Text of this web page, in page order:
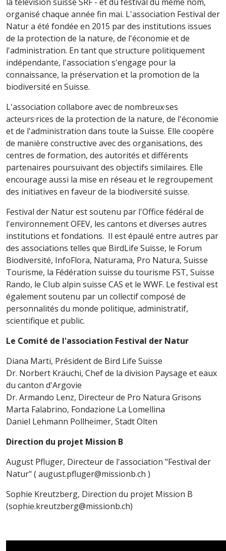
organisé chaque année fin mai. L'association Festival der
Natur a été fondée en 2015 par des institutions issues
de la protection de la nature, de l'économie et de
l'administration. En tant que structure politiquement
indépendante, l'association s'engage pour la
connaissance, la préservation et la promotion de la
biodiversité en Suisse.
L'association collabore avec de nombreux·ses
acteurs·rices de la protection de la nature, de l'économie
et de l'administration dans toute la Suisse. Elle coopère
de manière constructive avec des organisations, des
centres de formation, des autorités et différents
partenaires poursuivant des objectifs similaires. Elle
encourage aussi la mise en réseau et le regroupement
des initiatives en faveur de la biodiversité suisse.
Festival der Natur est soutenu par l'Office fédéral de
l'environnement OFEV, les cantons et diverses autres
institutions et fondations. Il est épaulé entre autres par
des associations telles que BirdLife Suisse, le Forum
Biodiversité, InfoFlora, Naturama, Pro Natura, Suisse
Tourisme, la Fédération suisse du tourisme FST, Suisse
Rando, le Club alpin suisse CAS et le WWF. Le festival est
également soutenu par un collectif composé de
personnalités du monde politique, administratif,
scientifique et public.
Le Comité de l'association Festival der Natur
Diana Marti, Président de Bird Life Suisse
Dr. Norbert Kräuchi, Chef de la division Paysage et eaux
du canton d'Argovie
Dr. Armando Lenz, Directeur de Pro Natura Grisons
Marta Falabrino, Fondazione La Lomellina
Daniel Lehmann Pollheimer, Stadt Olten
Direction du projet Mission B
August Pfluger, Directeur de l'association "Festival der
Natur" ( august.pfluger@missionb.ch )
Sophie Kreutzberg, Direction du projet Mission B
(sophie.kreutzberg@missionb.ch)